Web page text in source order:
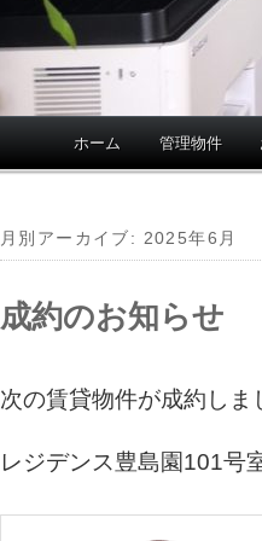
ホーム 管理物件
月別アーカイブ: 2025年6月
成約のお知らせ
次の賃貸物件が成約しま
レジデンス豊島園101号